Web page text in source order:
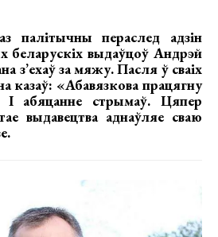
палітычны пераслед адзін
беларускіх выдаўцоў Андрэй
з’ехаў за мяжу. Пасля ў сваіх
казаў: «Абавязкова працягну
І абяцанне стрымаў. Цяпер
выдавецтва аднаўляе сваю